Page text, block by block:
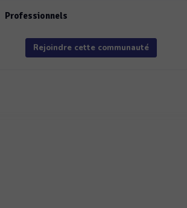
Professionnels
Rejoindre cette communauté